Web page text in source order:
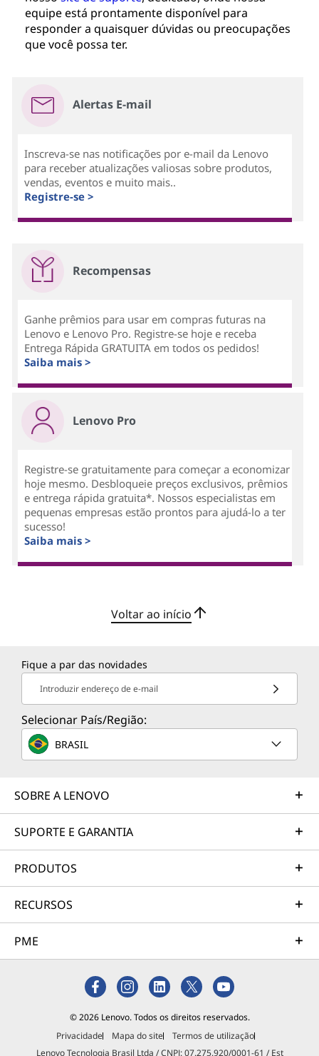
equipe está prontamente disponível para
responder a quaisquer dúvidas ou preocupações
que você possa ter.
Alertas E-mail
Inscreva-se nas notificações por e-mail da Lenovo
para receber atualizações valiosas sobre produtos,
vendas, eventos e muito mais..
Registre-se >
Recompensas
Ganhe prêmios para usar em compras futuras na
Lenovo e Lenovo Pro. Registre-se hoje e receba
Entrega Rápida GRATUITA em todos os pedidos!
Saiba mais >
Lenovo Pro
Registre-se gratuitamente para começar a economizar
hoje mesmo. Desbloqueie preços exclusivos, prêmios
e entrega rápida gratuita*. Nossos especialistas em
pequenas empresas estão prontos para ajudá-lo a ter
sucesso!
Saiba mais >
Voltar ao início
Fique a par das novidades
Introduzir endereço de e-mail
Selecionar País/Região:
BRASIL
SOBRE A LENOVO
SUPORTE E GARANTIA
PRODUTOS
RECURSOS
PME
© 2026 Lenovo. Todos os direitos reservados.
Privacidade
Mapa do site
Termos de utilização
Lenovo Tecnologia Brasil Ltda / CNPJ: 07.275.920/0001-61 / Est